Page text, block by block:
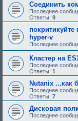
Соединить
Последнее
Ответы: 9
hyper-v
Последнее
Кластер на
Последнее
Ответы: 1
Nutanix ...как
Последнее
Ответы: 7
Дисковая
Последнее